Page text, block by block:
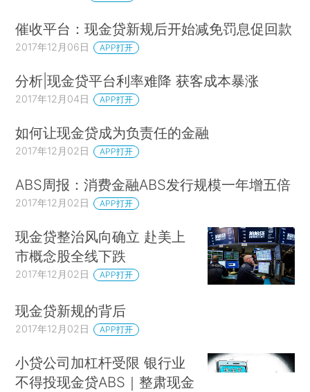
催收平台：现金贷新规后开始减免罚息促回款
2017年12月06日 APP打开
分析|现金贷平台利率难降 获客成本暴涨
2017年12月04日 APP打开
如何让现金贷成为负责任的金融
2017年12月02日 APP打开
ABS周报：消费金融ABS发行规模一年增五倍
2017年12月02日 APP打开
现金贷整治风向确立 赴美上
市概念股全线下跌
2017年12月02日 APP打开
现金贷新规的背后
2017年12月02日 APP打开
小贷公司加杠杆受限 银行业
不得投现金贷ABS｜整肃现金